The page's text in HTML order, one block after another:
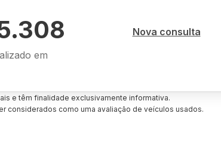
em
Nova consulta
e têm finalidade exclusivamente informativa.
considerados como uma avaliação de veículos usados.